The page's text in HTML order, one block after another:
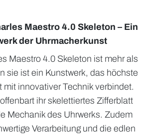
Maestro 4.0 Skeleton – Ein
der Uhrmacherkunst
Maestro 4.0 Skeleton ist mehr als
sie ist ein Kunstwerk, das höchste
mit innovativer Technik verbindet.
ihr skelettiertes Zifferblatt
Mechanik des Uhrwerks. Zudem
Verarbeitung und die edlen